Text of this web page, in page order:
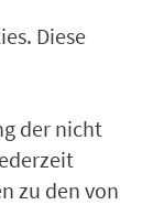
Diese
der nicht
zu den von